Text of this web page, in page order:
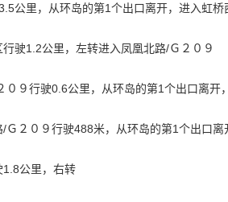
公里，从环岛的第1个出口离开，进入虹桥
行驶1.2公里，左转进入凤凰北路/Ｇ２０９
０９行驶0.6公里，从环岛的第1个出口离开
/Ｇ２０９行驶488米，从环岛的第1个出口离
1.8公里，右转